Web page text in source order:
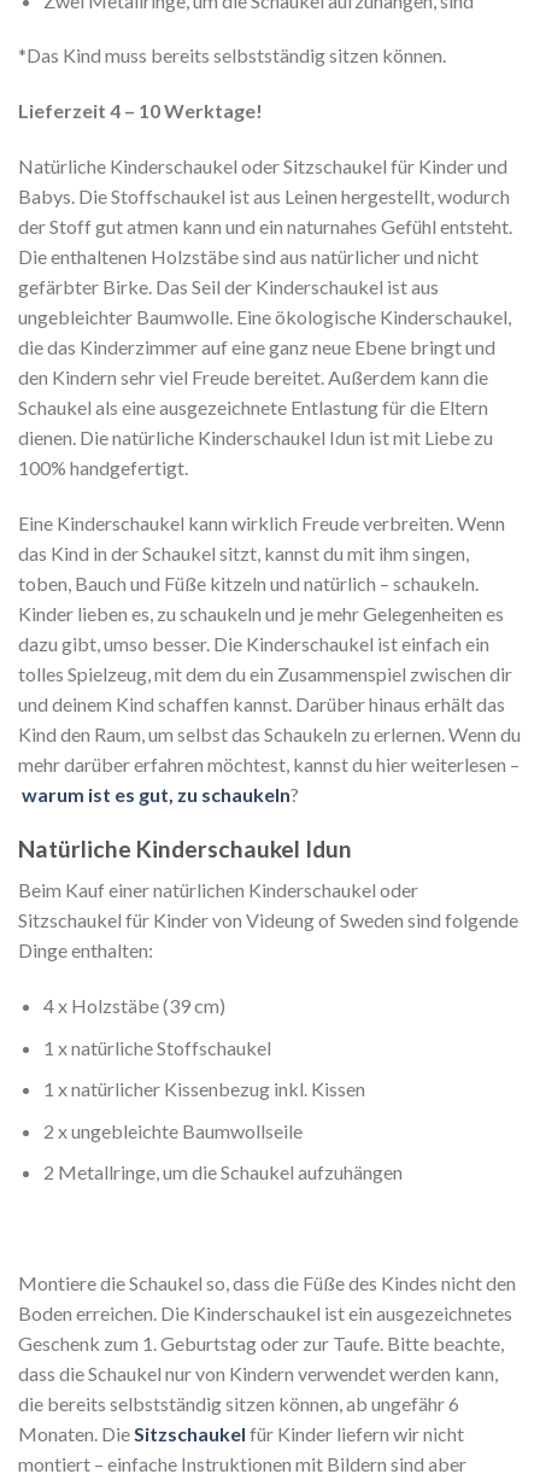
*Das Kind muss bereits selbstständig sitzen können.
Lieferzeit 4 – 10 Werktage!
Natürliche Kinderschaukel oder Sitzschaukel für Kinder und
Babys. Die Stoffschaukel ist aus Leinen hergestellt, wodurch
der Stoff gut atmen kann und ein naturnahes Gefühl entsteht.
Die enthaltenen Holzstäbe sind aus natürlicher und nicht
gefärbter Birke. Das Seil der Kinderschaukel ist aus
ungebleichter Baumwolle. Eine ökologische Kinderschaukel,
die das Kinderzimmer auf eine ganz neue Ebene bringt und
den Kindern sehr viel Freude bereitet. Außerdem kann die
Schaukel als eine ausgezeichnete Entlastung für die Eltern
dienen. Die natürliche Kinderschaukel Idun ist mit Liebe zu
100% handgefertigt.
Eine Kinderschaukel kann wirklich Freude verbreiten. Wenn
das Kind in der Schaukel sitzt, kannst du mit ihm singen,
toben, Bauch und Füße kitzeln und natürlich – schaukeln.
Kinder lieben es, zu schaukeln und je mehr Gelegenheiten es
dazu gibt, umso besser. Die Kinderschaukel ist einfach ein
tolles Spielzeug, mit dem du ein Zusammenspiel zwischen dir
und deinem Kind schaffen kannst. Darüber hinaus erhält das
Kind den Raum, um selbst das Schaukeln zu erlernen. Wenn du
mehr darüber erfahren möchtest, kannst du hier weiterlesen –
warum ist es gut, zu schaukeln?
Natürliche Kinderschaukel Idun
Beim Kauf einer natürlichen Kinderschaukel oder
Sitzschaukel für Kinder von Videung of Sweden sind folgende
Dinge enthalten:
4 x Holzstäbe (39 cm)
1 x natürliche Stoffschaukel
1 x natürlicher Kissenbezug inkl. Kissen
2 x ungebleichte Baumwollseile
2 Metallringe, um die Schaukel aufzuhängen
Montiere die Schaukel so, dass die Füße des Kindes nicht den
Boden erreichen. Die Kinderschaukel ist ein ausgezeichnetes
Geschenk zum 1. Geburtstag oder zur Taufe. Bitte beachte,
dass die Schaukel nur von Kindern verwendet werden kann,
die bereits selbstständig sitzen können, ab ungefähr 6
Monaten. DieSitzschaukel für Kinder liefern wir nicht
montiert – einfache Instruktionen mit Bildern sind aber